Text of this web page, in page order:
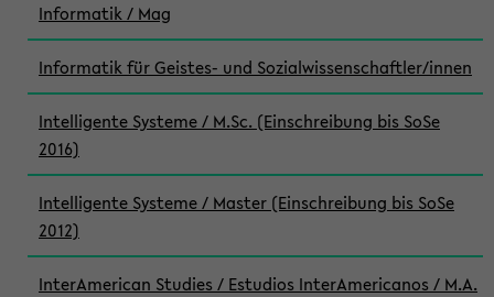
Informatik / Mag
Informatik für Geistes- und Sozialwissenschaftler/innen
Intelligente Systeme / M.Sc. (Einschreibung bis SoSe
2016)
Intelligente Systeme / Master (Einschreibung bis SoSe
2012)
InterAmerican Studies / Estudios InterAmericanos / M.A.